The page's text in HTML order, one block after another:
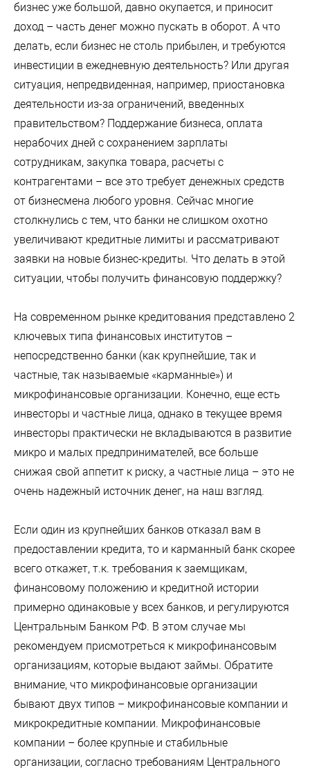
бизнес уже большой, давно окупается, и приносит
доход – часть денег можно пускать в оборот. А что
делать, если бизнес не столь прибылен, и требуются
инвестиции в ежедневную деятельность? Или другая
ситуация, непредвиденная, например, приостановка
деятельности из-за ограничений, введенных
правительством? Поддержание бизнеса, оплата
нерабочих дней с сохранением зарплаты
сотрудникам, закупка товара, расчеты с
контрагентами – все это требует денежных средств
от бизнесмена любого уровня. Сейчас многие
столкнулись с тем, что банки не слишком охотно
увеличивают кредитные лимиты и рассматривают
заявки на новые бизнес-кредиты. Что делать в этой
ситуации, чтобы получить финансовую поддержку?
На современном рынке кредитования представлено 2
ключевых типа финансовых институтов –
непосредственно банки (как крупнейшие, так и
частные, так называемые «карманные») и
микрофинансовые организации. Конечно, еще есть
инвесторы и частные лица, однако в текущее время
инвесторы практически не вкладываются в развитие
микро и малых предпринимателей, все больше
снижая свой аппетит к риску, а частные лица – это не
очень надежный источник денег, на наш взгляд.
Если один из крупнейших банков отказал вам в
предоставлении кредита, то и карманный банк скорее
всего откажет, т.к. требования к заемщикам,
финансовому положению и кредитной истории
примерно одинаковые у всех банков, и регулируются
Центральным Банком РФ. В этом случае мы
рекомендуем присмотреться к микрофинансовым
организациям, которые выдают займы. Обратите
внимание, что микрофинансовые организации
бывают двух типов – микрофинансовые компании и
микрокредитные компании. Микрофинансовые
компании – более крупные и стабильные
организации, согласно требованиям Центрального